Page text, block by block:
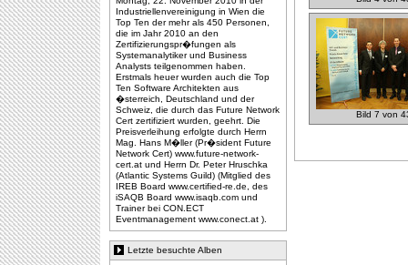
Industriellenvereinigung in Wien die
Top Ten der mehr als 450 Personen,
die im Jahr 2010 an den
Zertifizierungspr�fungen als
Systemanalytiker und Business
Analysts teilgenommen haben.
Erstmals heuer wurden auch die Top
Ten Software Architekten aus
�sterreich, Deutschland und der
Schweiz, die durch das Future Network
Cert zertifiziert wurden, geehrt. Die
Preisverleihung erfolgte durch Herrn
Mag. Hans M�ller (Pr�sident Future
Network Cert) www.future-network-
cert.at und Herrn Dr. Peter Hruschka
(Atlantic Systems Guild) (Mitglied des
IREB Board www.certified-re.de, des
iSAQB Board www.isaqb.com und
Trainer bei CON.ECT
Eventmanagement www.conect.at ).
Letzte besuchte Alben
Bild 7 von